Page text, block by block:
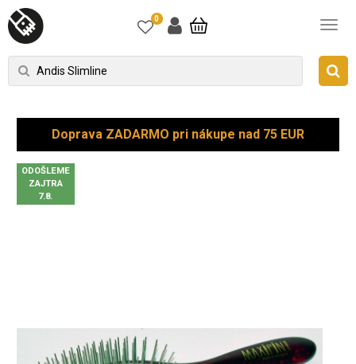
0
Doprava ZADARMO pri nákupe nad 75 EUR
ODOŠLEME
ZAJTRA
7.8.